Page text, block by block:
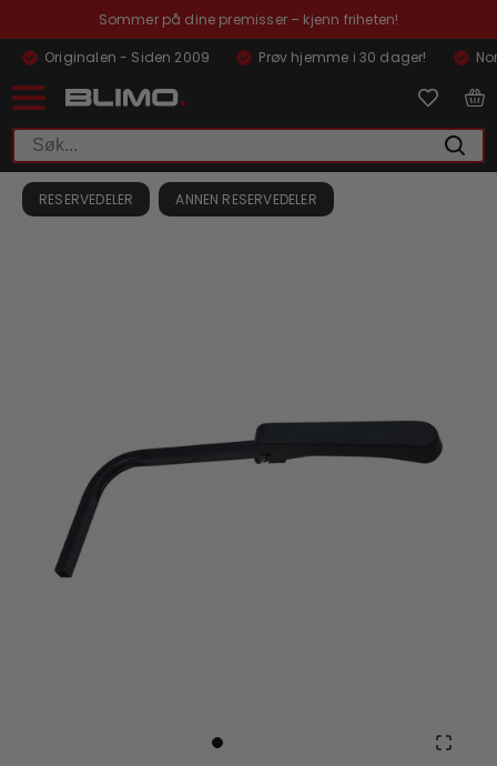
Sommer på dine premisser – kjenn friheten!
Originalen - Siden 2009
Prøv hjemme i 30 dager!
RESERVEDELER ANNEN RESERVEDELER